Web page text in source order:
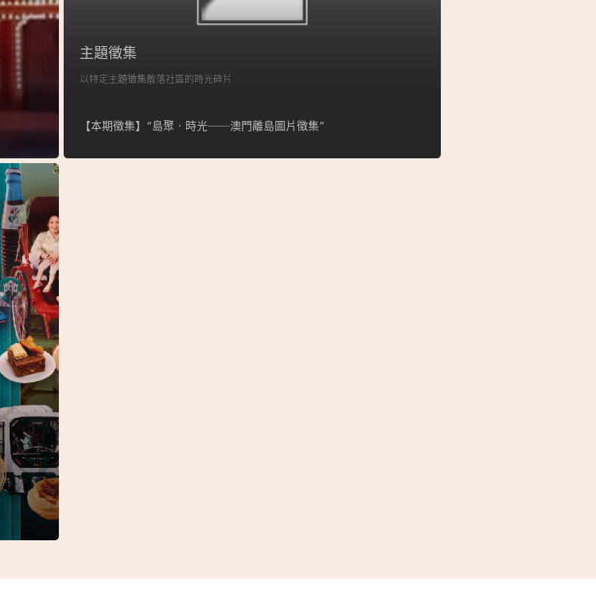
主題徵集
以特定主題徵集散落社區的時光碎片
【本期徵集】“島聚‧時光──澳門離島圖片徵集”